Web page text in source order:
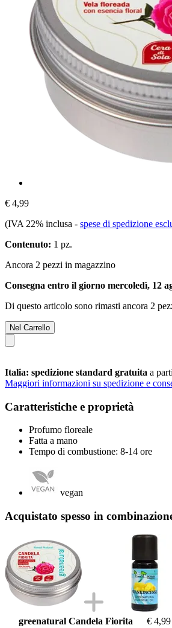
€ 4,99
(IVA 22% inclusa - spese di spedizione
Contenuto: 1 pz.
Ancora 2 pezzi in magazzino
Consegna entro il giorno mercoledì, 12
Di questo articolo sono rimasti ancora 2
Nel Carrello
Italia: spedizione standard gratuita a
Maggiori informazioni su spedizione e
Caratteristiche e proprietà
Profumo floreale
Fatta a mano
Tempo di combustione: 8-14 ore
vegan
Acquistato spesso in
greenatural Candela Fiorita
€ 4,99